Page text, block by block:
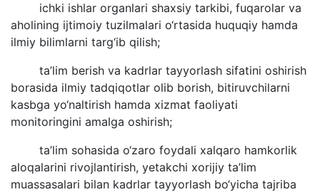
ichki ishlar organlari shaxsiy tarkibi, fuqarolar va
aholining ijtimoiy tuzilmalari o‘rtasida huquqiy hamda
ilmiy bilimlarni targ‘ib qilish;
ta’lim berish va kadrlar tayyorlash sifatini oshirish
borasida ilmiy tadqiqotlar olib borish, bitiruvchilarni
kasbga yo‘naltirish hamda xizmat faoliyati
monitoringini amalga oshirish;
ta’lim sohasida o‘zaro foydali xalqaro hamkorlik
aloqalarini rivojlantirish, yetakchi xorijiy ta’lim
muassasalari bilan kadrlar tayyorlash bo‘yicha tajriba